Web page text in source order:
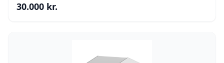
30.000 kr.